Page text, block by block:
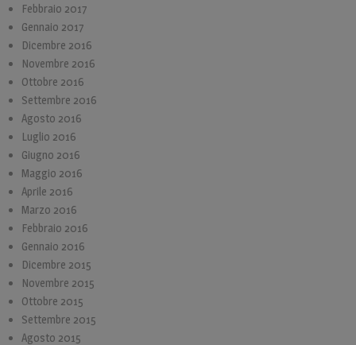
Febbraio 2017
Gennaio 2017
Dicembre 2016
Novembre 2016
Ottobre 2016
Settembre 2016
Agosto 2016
Luglio 2016
Giugno 2016
Maggio 2016
Aprile 2016
Marzo 2016
Febbraio 2016
Gennaio 2016
Dicembre 2015
Novembre 2015
Ottobre 2015
Settembre 2015
Agosto 2015